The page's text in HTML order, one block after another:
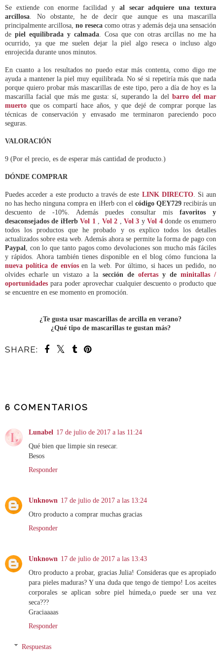
Se extiende con enorme facilidad y al secar adquiere una textura
arcillosa . No obstante, he de decir que aunque es una mascarilla
principalmente arcillosa, no reseca como otras y además deja una sensación
de piel equilibrada y calmada. Cosa que con otras arcillas no me ha
ocurrido, ya que me suelen dejar la piel algo reseca o incluso algo
enrojecida durante unos minutos.
En cuanto a los resultados no puedo estar más contenta, como digo me
ayuda a mantener la piel muy equilibrada. No sé si repetiría más que nada
porque quiero probar más mascarillas de este tipo, pero a día de hoy es la
mascarilla facial que más me gusta: sí, superando la del barro del mar
muerto que os compartí hace años, y que dejé de comprar porque las
técnicas de conservación y envasado me terminaron pareciendo poco
seguras.
VALORACIÓN
9 (Por el precio, es de esperar más cantidad de producto.)
DÓNDE COMPRAR
Puedes acceder a este producto a través de este LINK DIRECTO. Si aun
no has hecho ninguna compra en iHerb con el código QEY729recibirás un
descuento de -10%. Además puedes consultar mis favoritos y
desaconsejados de iHerb Vol 1 Vol 2 Vol 3 yVol 4donde os enumero
todos los productos que he probado y os explico todos los detalles
actualizados sobre esta web. Además ahora se permite la forma de pago con
Paypal , con lo que tanto pagos como devoluciones son mucho más fáciles
y rápidos. Ahora también tienes disponible en el blog cómo funciona la
nueva política de envíosen la web. Por último, si haces un pedido, no
olvides echarle un vistazo a la sección de ofertasy de minitallas /
oportunidades para poder aprovechar cualquier descuento o producto que
se encuentre en ese momento en promoción.
¿Te gusta usar mascarillas de arcilla en verano?
¿Qué tipo de mascarillas te gustan más?
SHARE:
6 COMENTARIOS
Lunabel 17 de julio de 2017 a las 11:24
Qué bien que limpie sin resecar.
Besos
Responder
Unknown 17 de julio de 2017 a las 13:24
Otro producto a comprar muchas gracias
Responder
Unknown 17 de julio de 2017 a las 13:43
Otro producto a probar, gracias Julia! Consideras que es apropiado
para pieles maduras? Y una duda que tengo de tiempo! Los aceites
corporales se aplican sobre piel húmeda,o puede ser una vez
seca???
Graciaaaas
Responder
Respuestas